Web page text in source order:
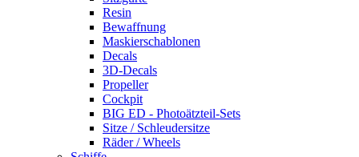
Resin
Bewaffnung
Maskierschablonen
Decals
3D-Decals
Propeller
Cockpit
BIG ED - Photoätzteil-Sets
Sitze / Schleudersitze
Räder / Wheels